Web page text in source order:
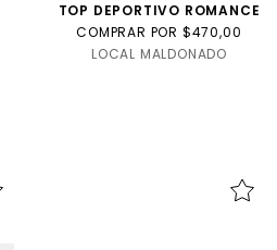
TOP DEPORTIVO ROMANCE
COMPRAR POR $470,00
LOCAL MALDONADO